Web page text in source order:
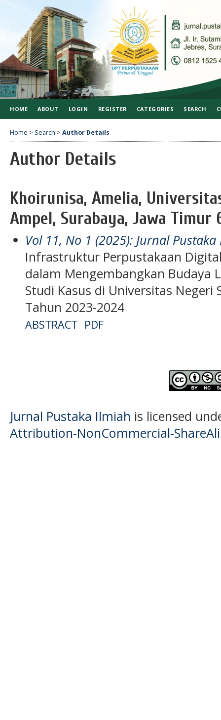
HOME ABOUT LOGIN REGISTER CATEGORIES SEARCH
Home > Search > Author Details
Author Details
Khoirunisa, Amelia,
Ampel, Surabaya, Jawa Timur
Vol 11, No 1 (2025): Jurnal
Infrastruktur Perpustakaan
dalam Mengembangkan Budaya
Studi Kasus di Universitas Negeri
Tahun 2023-2024
ABSTRACT PDF
Jurnal Pustaka Ilmiah is licensed
Attribution-NonCommercial-